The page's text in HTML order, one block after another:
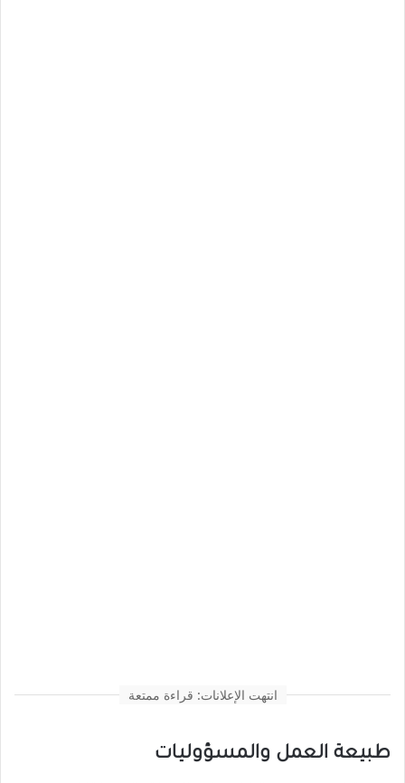
انتهت الإعلانات: قراءة ممتعة
طبيعة العمل والمسؤوليات